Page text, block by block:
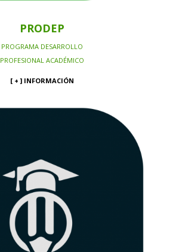
PRODEP
PROGRAMA DESARROLLO
PROFESIONAL ACADÉMICO
[ + ] INFORMACIÓN